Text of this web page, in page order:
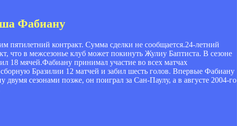
Фабиану
пятилетний контракт. Сумма сделки не сообщается.24-летний
что в межсезонье клуб может покинуть Жулиу Баптиста. В сезоне
18 мячей.Фабиану принимал участие во всех матчах
Бразилии 12 матчей и забил шесть голов. Впервые Фабиану
сезонами позже, он поиграл за Сан-Паулу, а в августе 2004-го